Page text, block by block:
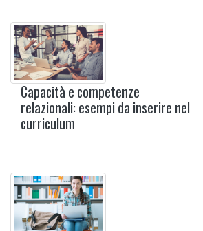
Capacità e competenze
relazionali: esempi da inserire nel
curriculum